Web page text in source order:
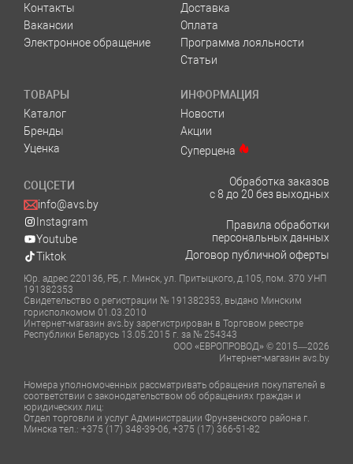
Контакты
Вакансии
Электронное обращение
Доставка
Оплата
Программа лояльности
Статьи
ТОВАРЫ
Каталог
Бренды
Уценка
ИНФОРМАЦИЯ
Новости
Акции
Суперцена
СОЦСЕТИ
info@avs.by
Instagram
Youtube
Tiktok
Обработка заказов
с 8 до 20 без выходных
Правила обработки
персональных данных
Договор публичной оферты
Юр. адрес 220136, РБ, г. Минск, ул. Притыцкого, д.105, пом. 370 УНП
191382353
Свидетельство о регистрации № 191382353, выдано Минским
горисполкомом 01.03.2010
Интернет-магазин avs.by зарегистрирован в Торговом реестре
Республики Беларусь 13.05.2015 г. за № 254343
ООО «ЕВРОПРОВОД» © 2015—2026
Интернет-магазин avs.by
Номера уполномоченных рассматривать обращения покупателей в
соответствии с законодательством об обращениях граждан и
юридических лиц:
Отдел торговли и услуг Администрации Фрунзенского района г.
Минска тел.: +375 (17) 348-39-06, +375 (17) 366-51-82